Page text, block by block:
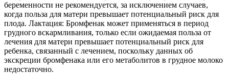
беременности не рекомендуется, за исключением случаев,
когда польза для матери превышает потенциальный риск для
плода. Лактация: Бромфенак может применяться в период
грудного вскармливания, только если ожидаемая польза от
лечения для матери превышает потенциальный риск для
ребенка, связанный с лечением, поскольку данных об
экскреции бромфенака или его метаболитов в грудное молоко
недостаточно.